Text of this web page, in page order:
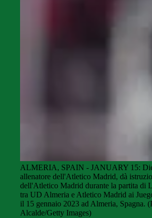
ALMERIA, SPAIN - JANUARY 15:
allenatore dell'Atletico Madrid, dà
dell'Atletico Madrid durante la partita di
tra UD Almeria e Atletico Madrid ai
il 15 gennaio 2023 ad Almeria, Spagna.
Alcalde/Getty Images)